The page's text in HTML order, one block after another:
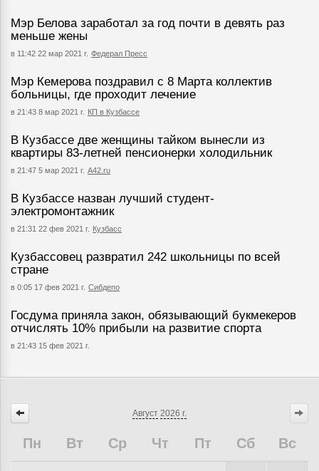
Мэр Белова заработал за год почти в девять раз
меньше жены
в 11:42 22 мар 2021 г. Федерал Пресс
Мэр Кемерова поздравил с 8 Марта коллектив
больницы, где проходит лечение
в 21:43 8 мар 2021 г. КП в Кузбассе
В Кузбассе две женщины тайком вынесли из
квартиры 83-летней пенсионерки холодильник
в 21:47 5 мар 2021 г. А42.ru
В Кузбассе назван лучший студент-
электромонтажник
в 21:31 22 фев 2021 г. Кузбасс
Кузбассовец развратил 242 школьницы по всей
стране
в 0:05 17 фев 2021 г. Сибдепо
Госдума приняла закон, обязывающий букмекеров
отчислять 10% прибыли на развитие спорта
в 21:43 15 фев 2021 г.
Август 2026 г.
Пн Вт Ср Чт Пт Сб Вс